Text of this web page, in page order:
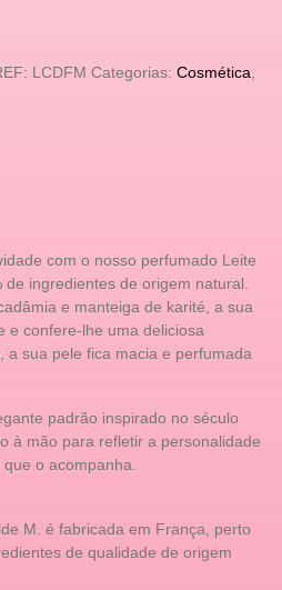
LCDFM Categorias: Cosmética
com o nosso perfumado Leite
ingredientes de origem natural.
e manteiga de karité, a sua
e confere-lhe uma deliciosa
a sua pele fica macia e perfumada
padrão inspirado no século
à mão para refletir a personalidade
o acompanha.
M. é fabricada em França, perto
de qualidade de origem